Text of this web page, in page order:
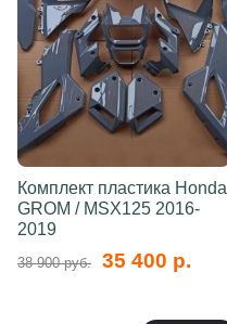
Комплект пластика Honda
GROM / MSX125 2016-
2019
38 900 руб. 35 400 р.